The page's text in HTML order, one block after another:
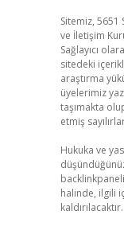
Sitemiz, 5651
ve İletişim
Sağlayıcı
sitedeki
araştırma
üyelerimiz
taşımakta
etmiş
Hukuka ve
halinde, ilgili
kaldırılacaktır.